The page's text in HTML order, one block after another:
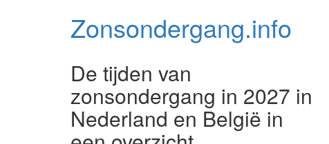
Zonsondergang.info
De tijden van
zonsondergang in 2027 in
Nederland en België in